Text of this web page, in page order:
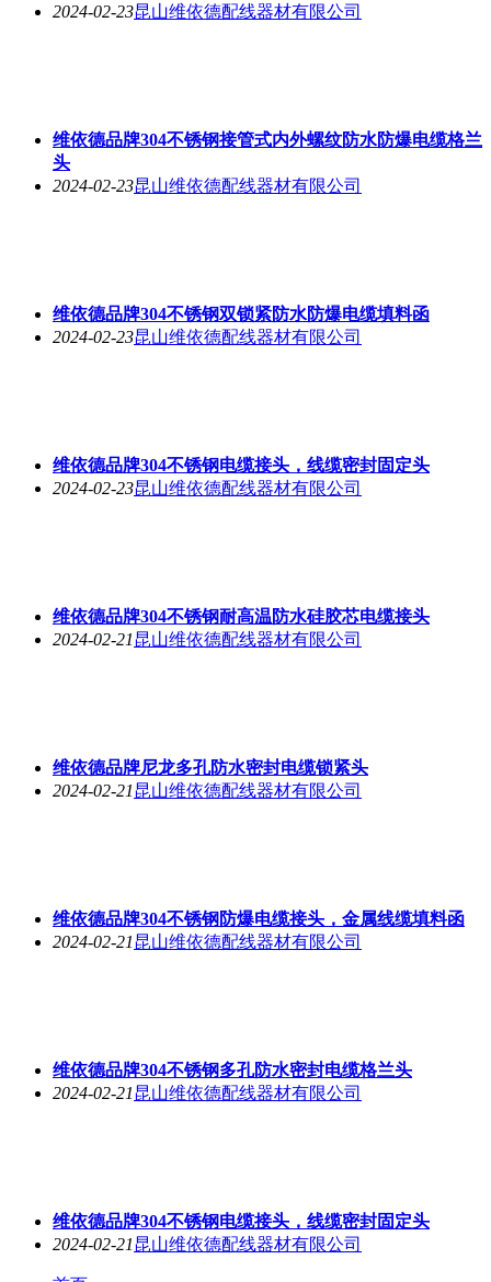
2024-02-23昆山维依德配线器材有限公司
维依德品牌304不锈钢接管式内外螺纹防水防爆电缆格兰
头
2024-02-23昆山维依德配线器材有限公司
维依德品牌304不锈钢双锁紧防水防爆电缆填料函
2024-02-23昆山维依德配线器材有限公司
维依德品牌304不锈钢电缆接头，线缆密封固定头
2024-02-23昆山维依德配线器材有限公司
维依德品牌304不锈钢耐高温防水硅胶芯电缆接头
2024-02-21昆山维依德配线器材有限公司
维依德品牌尼龙多孔防水密封电缆锁紧头
2024-02-21昆山维依德配线器材有限公司
维依德品牌304不锈钢防爆电缆接头，金属线缆填料函
2024-02-21昆山维依德配线器材有限公司
维依德品牌304不锈钢多孔防水密封电缆格兰头
2024-02-21昆山维依德配线器材有限公司
维依德品牌304不锈钢电缆接头，线缆密封固定头
2024-02-21昆山维依德配线器材有限公司